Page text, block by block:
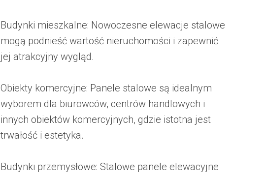
Budynki mieszkalne: Nowoczesne elewacje stalowe
mogą podnieść wartość nieruchomości i zapewnić
jej atrakcyjny wygląd.
Obiekty komercyjne: Panele stalowe są idealnym
wyborem dla biurowców, centrów handlowych i
innych obiektów komercyjnych, gdzie istotna jest
trwałość i estetyka.
Budynki przemysłowe: Stalowe panele elewacyjne